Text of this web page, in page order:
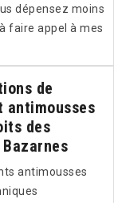
dépensez moins
faire appel à mes
de
des
antimousses